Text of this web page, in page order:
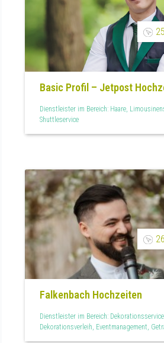
Basic Profil – Jetpost
Dienstleister im Bereich: Haare,
Shuttleservice
Falkenbach Hochzeiten
Dienstleister im Bereich:
Dekorationsverleih, Eventmanagement,